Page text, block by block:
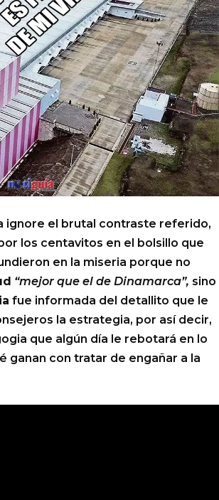
ignore el brutal contraste referido,
los centavitos en el bolsillo que
en la miseria porque no
“mejor que el de Dinamarca”, sino
fue informada del detallito que le
la estrategia, por así decir,
que algún día le rebotará en lo
ganan con tratar de engañar a la